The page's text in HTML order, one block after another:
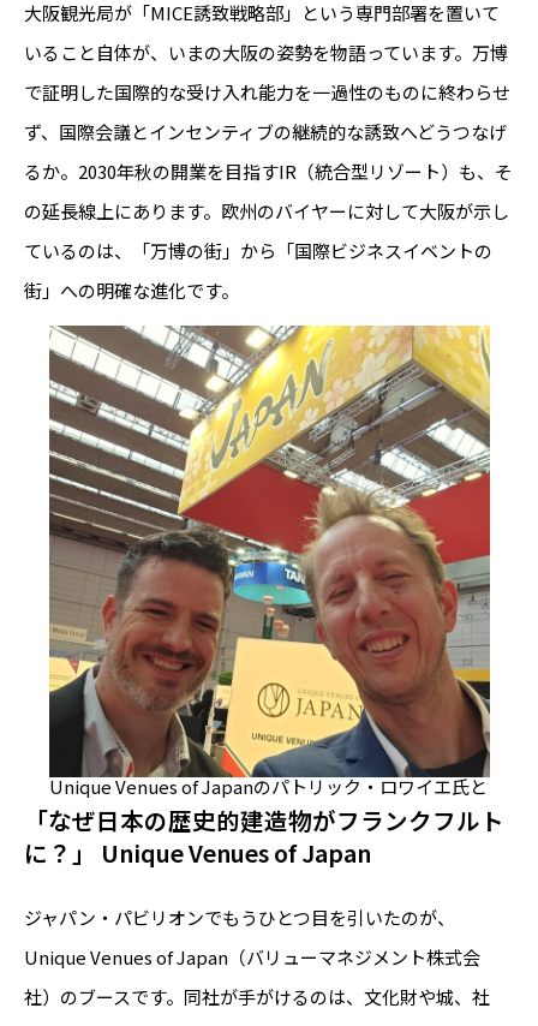
大阪観光局が「MICE誘致戦略部」という専門部署を置いて
いること自体が、いまの大阪の姿勢を物語っています。万博
で証明した国際的な受け入れ能力を一過性のものに終わらせ
ず、国際会議とインセンティブの継続的な誘致へどうつなげ
るか。2030年秋の開業を目指すIR（統合型リゾート）も、そ
の延長線上にあります。欧州のバイヤーに対して大阪が示し
ているのは、「万博の街」から「国際ビジネスイベントの
街」への明確な進化です。
Unique Venues of Japanのパトリック・ロワイエ氏と
「なぜ日本の歴史的建造物がフランクフルト
に？」 Unique Venues of Japan
ジャパン・パビリオンでもうひとつ目を引いたのが、
Unique Venues of Japan（バリューマネジメント株式会
社）のブースです。同社が手がけるのは、文化財や城、社